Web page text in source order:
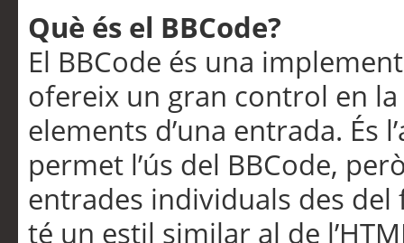
Què és el BBCode?
El BBCode és una
ofereix un gran control en
elements d’una entrada. És
permet l’ús del BBCode,
entrades individuals des
té un estil similar al de